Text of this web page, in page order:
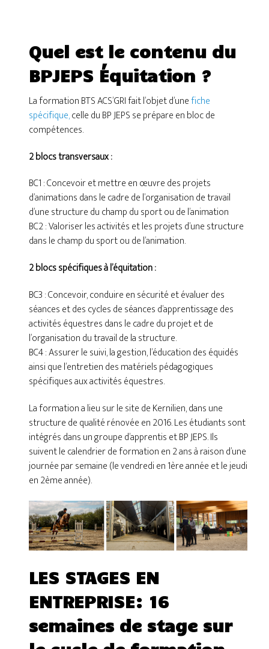
Quel est le contenu du
BPJEPS Équitation ?
La formation BTS ACS’GRI fait l’objet d’unefiche
spécifique,celle du BP JEPS se prépare en bloc de
compétences.
2 blocs transversaux :
BC1 : Concevoir et mettre en œuvre des projets
d’animations dans le cadre de l’organisation de travail
d’une structure du champ du sport ou de l’animation
BC2 : Valoriser les activités et les projets d’une structure
dans le champ du sport ou de l’animation.
2 blocs spécifiques à l’équitation :
BC3 : Concevoir, conduire en sécurité et évaluer des
séances et des cycles de séances d’apprentissage des
activités équestres dans le cadre du projet et de
l’organisation du travail de la structure.
BC4 : Assurer le suivi, la gestion, l’éducation des équidés
ainsi que l’entretien des matériels pédagogiques
spécifiques aux activités équestres.
La formation a lieu sur le site de Kernilien, dans une
structure de qualité rénovée en 2016. Les étudiants sont
intégrés dans un groupe d’apprentis et BP JEPS. Ils
suivent le calendrier de formation en 2 ans à raison d’une
journée par semaine (le vendredi en 1ère année et le jeudi
en 2ème année).
LES STAGES EN
ENTREPRISE: 16
semaines de stage sur